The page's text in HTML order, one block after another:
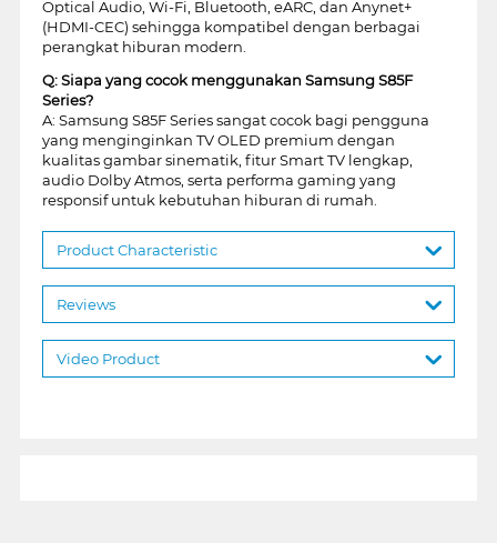
Optical Audio, Wi-Fi, Bluetooth, eARC, dan Anynet+
(HDMI-CEC) sehingga kompatibel dengan berbagai
perangkat hiburan modern.
Q: Siapa yang cocok menggunakan Samsung S85F
Series?
A: Samsung S85F Series sangat cocok bagi pengguna
yang menginginkan TV OLED premium dengan
kualitas gambar sinematik, fitur Smart TV lengkap,
audio Dolby Atmos, serta performa gaming yang
responsif untuk kebutuhan hiburan di rumah.
Product Characteristic
Reviews
Video Product